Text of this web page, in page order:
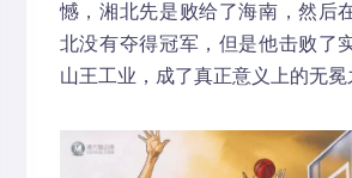
憾，湘北先是败给了海南，然后
北没有夺得冠军，但是他击败了
山王工业，成了真正意义上的无冕